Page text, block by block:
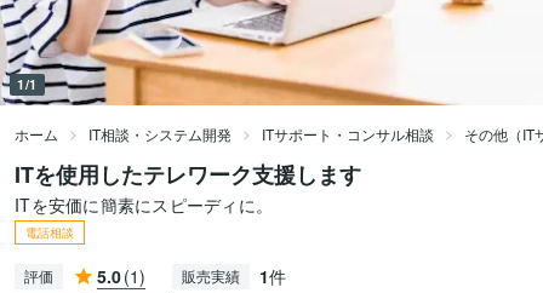
1/1
ホーム IT相談・システム開発 ITサポート・コンサル相談 その他（IT
ITを使用したテレワーク支援します
ITを安価に簡素にスピーディに。
電話相談
評価 5.0(1) 販売実績 1件